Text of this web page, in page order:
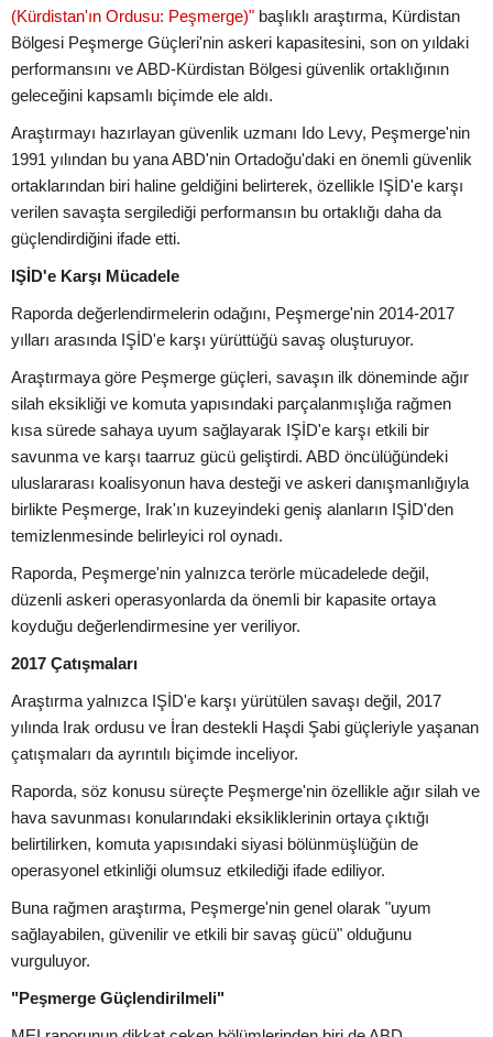
(Kürdistan'ın Ordusu: Peşmerge)" başlıklı araştırma, Kürdistan
Bölgesi Peşmerge Güçleri'nin askeri kapasitesini, son on yıldaki
performansını ve ABD-Kürdistan Bölgesi güvenlik ortaklığının
geleceğini kapsamlı biçimde ele aldı.
Araştırmayı hazırlayan güvenlik uzmanı Ido Levy, Peşmerge'nin
1991 yılından bu yana ABD'nin Ortadoğu'daki en önemli güvenlik
ortaklarından biri haline geldiğini belirterek, özellikle IŞİD'e karşı
verilen savaşta sergilediği performansın bu ortaklığı daha da
güçlendirdiğini ifade etti.
IŞİD'e Karşı Mücadele
Raporda değerlendirmelerin odağını, Peşmerge'nin 2014-2017
yılları arasında IŞİD'e karşı yürüttüğü savaş oluşturuyor.
Araştırmaya göre Peşmerge güçleri, savaşın ilk döneminde ağır
silah eksikliği ve komuta yapısındaki parçalanmışlığa rağmen
kısa sürede sahaya uyum sağlayarak IŞİD'e karşı etkili bir
savunma ve karşı taarruz gücü geliştirdi. ABD öncülüğündeki
uluslararası koalisyonun hava desteği ve askeri danışmanlığıyla
birlikte Peşmerge, Irak'ın kuzeyindeki geniş alanların IŞİD'den
temizlenmesinde belirleyici rol oynadı.
Raporda, Peşmerge'nin yalnızca terörle mücadelede değil,
düzenli askeri operasyonlarda da önemli bir kapasite ortaya
koyduğu değerlendirmesine yer veriliyor.
2017 Çatışmaları
Araştırma yalnızca IŞİD'e karşı yürütülen savaşı değil, 2017
yılında Irak ordusu ve İran destekli Haşdi Şabi güçleriyle yaşanan
çatışmaları da ayrıntılı biçimde inceliyor.
Raporda, söz konusu süreçte Peşmerge'nin özellikle ağır silah ve
hava savunması konularındaki eksikliklerinin ortaya çıktığı
belirtilirken, komuta yapısındaki siyasi bölünmüşlüğün de
operasyonel etkinliği olumsuz etkilediği ifade ediliyor.
Buna rağmen araştırma, Peşmerge'nin genel olarak "uyum
sağlayabilen, güvenilir ve etkili bir savaş gücü" olduğunu
vurguluyor.
"Peşmerge Güçlendirilmeli"